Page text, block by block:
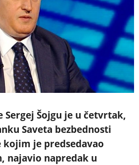
Šojgu je u četvrtak,
Saveta bezbednosti
kojim je predsedavao
najavio napredak u